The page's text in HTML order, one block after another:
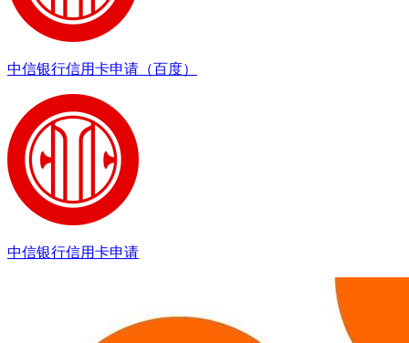
中信银行信用卡申请（百度）
中信银行信用卡申请